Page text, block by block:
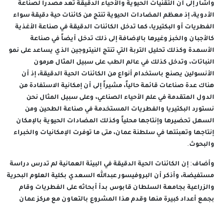
وأشار إلى أن التقنيات الحيوية والأحياء الدقيقة تعد مصدرا لصناعة
الأدوية، إذ معظم المضادات الحيوية تنتج من كائنات حية دقيقة سواء
الفطريات أو البكتيريا، كما تدخل الكائنات الدقيقة في صناعة الأغذية
كالأجبان والخبز وغيرها بالإضافة إلى ذلك تدخل أيضاً في صناعة
الأسمدة وكذلك تحليل التربة التي تنتج النيتروجين الذي يساعد على نمو
النباتات، وتدخل كذلك في عالم الطب على سبيل المثال هرمون
الأنسولين يصنع باستخدام أنواع من الكائنات الحية الدقيقة، إذ أن
هناك عدة صناعات قائمة حالياً، مشيراً إلى أن إمكانية الاستفادة من
الدول المتقدمة في علم الأحياء الصناعي، وعلى سبيل المثال نحن
نستورد البكتيريا والفطريات المستخدمة في صناعة الطحين ومن
السهل تحضيرها وإنتاجها محلياً وكذلك المضادات الحيوية بالإمكان
إنتاجها وتعبئتها في سلطنة عمان، متى ما توفرت الإمكانيات والخبراء
والبحوث.
وأضاف: إن الكائنات الحية الدقيقة في البيئة العمانية لم تدرس دراسة
مستفيضة، وأذكر أن البروفيسور عبدالله السعدي بكلية العلوم البحرية
والزراعية بجامعة السلطان قابوس بدأ أبحاثه على الفطريات وقام
بجمع أعداد كبيرة منها وقدم هذا المشروع بالتعاون مع مركز عمان